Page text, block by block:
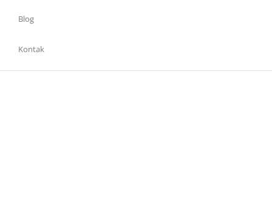
Blog
Kontak